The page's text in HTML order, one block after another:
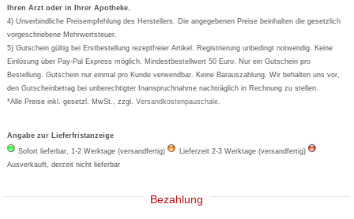
Wick
Eucerin
Basica
Ihren Arzt oder in Ihrer Apotheke.
4) Unverbindliche Preisempfehlung des Herstellers. Die angegebenen Preise beinhalten die gesetzlich
vorgeschriebene Mehrwertsteuer.
5) Gutschein gültig bei Erstbestellung rezeptfreier Artikel. Registrierung unbedingt notwendig. Keine
Einlösung über Pay-Pal Express möglich. Mindestbestellwert 50 Euro. Nur ein Gutschein pro
Bestellung. Gutschein nur einmal pro Kunde verwendbar. Keine Barauszahlung. Wir behalten uns vor,
den Gutscheinbetrag bei unberechtigter Inanspruchnahme nachträglich in Rechnung zu stellen.
*Alle Preise inkl. gesetzl. MwSt., zzgl.Versandkostenpauschale.
Angabe zur Lieferfristanzeige
Sofort lieferbar, 1-2 Werktage (versandfertig)
Lieferzeit 2-3 Werktage (versandfertig)
Ausverkauft, derzeit nicht lieferbar
Bezahlung